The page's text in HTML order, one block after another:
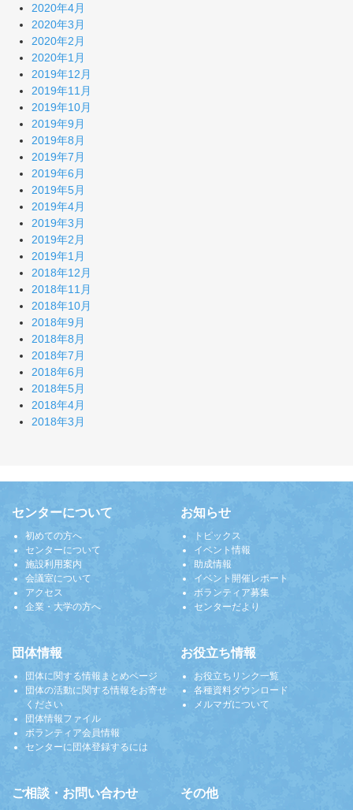
2020年4月
2020年3月
2020年2月
2020年1月
2019年12月
2019年11月
2019年10月
2019年9月
2019年8月
2019年7月
2019年6月
2019年5月
2019年4月
2019年3月
2019年2月
2019年1月
2018年12月
2018年11月
2018年10月
2018年9月
2018年8月
2018年7月
2018年6月
2018年5月
2018年4月
2018年3月
センターについて
初めての方へ
センターについて
施設利用案内
会議室について
アクセス
企業・大学の方へ
お知らせ
トピックス
イベント情報
助成情報
イベント開催レポート
ボランティア募集
センターだより
団体情報
団体に関する情報まとめページ
団体の活動に関する情報をお寄せ
ください
団体情報ファイル
ボランティア会員情報
センターに団体登録するには
お役立ち情報
お役立ちリンク一覧
各種資料ダウンロード
メルマガについて
ご相談・お問い合わせ その他